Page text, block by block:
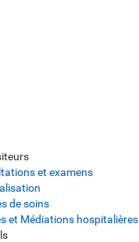
et examens
de soins
et Médiations hospitalières